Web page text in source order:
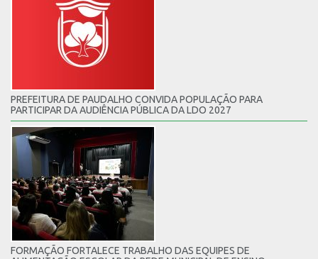
PREFEITURA DE PAUDALHO CONVIDA POPULAÇÃO PARA
PARTICIPAR DA AUDIÊNCIA PÚBLICA DA LDO 2027
FORMAÇÃO FORTALECE TRABALHO DAS EQUIPES DE